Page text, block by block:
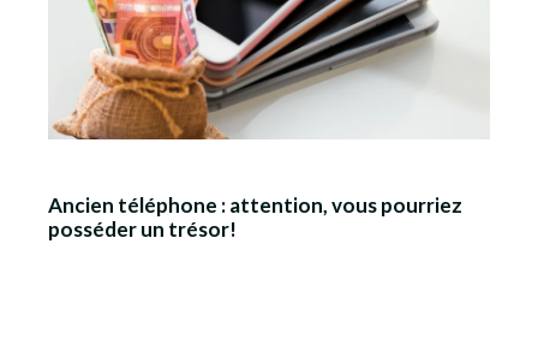
Ancien téléphone : attention, vous pourriez
posséder un trésor!